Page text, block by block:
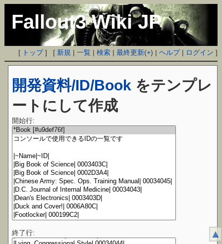
Fallout3 Wiki JP
[ トップ] [ 新規 |一覧 |検索 |最終更新(+) |ヘルプ| ログイン ]
開発資料/ID/Book をテンプレ
ートにして作成
開始行:
終了行:
▲